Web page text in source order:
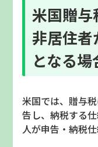
米国贈与
非居住者
となる場
米国では、贈与
告し、納税する
人が申告・納税